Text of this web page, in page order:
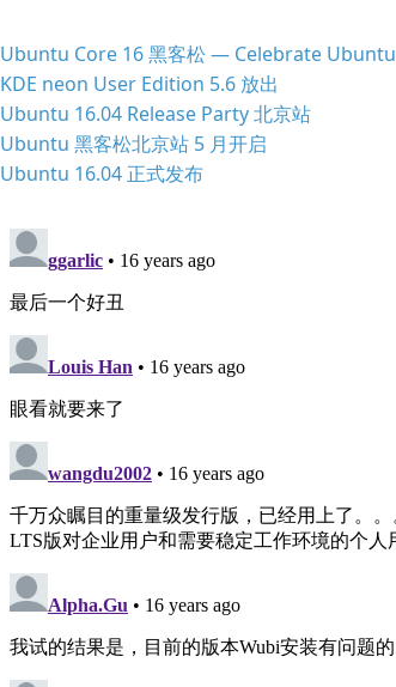
Ubuntu Core 16 黑客松 — Celebrate Ubuntu
KDE neon User Edition 5.6 放出
Ubuntu 16.04 Release Party 北京站
Ubuntu 黑客松北京站 5 月开启
Ubuntu 16.04 正式发布